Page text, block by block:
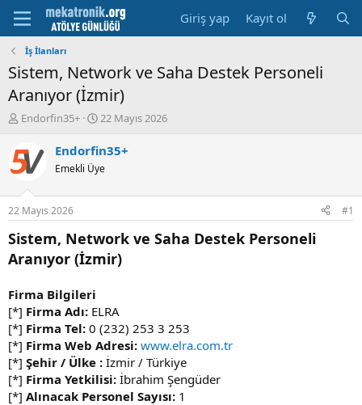
Giriş yap Kayıt ol
İş İlanları
Sistem, Network ve Saha Destek Personeli
Aranıyor (İzmir)
K
n
u
y
u
b
a
ş
l
a
a
n
Endorfin35+
B
ş
a
t
a
r
i
22 Mayıs 2026
Endorfin35+
Emekli Üye
22 Mayıs 2026 #1
Sistem, Network ve Saha Destek Personeli
Aranıyor (İzmir)
Firma Bilgileri
[*] Firma Adı: ELRA
[*] Firma Tel: 0 (232) 253 3 253
[*] Firma Web Adresi: www.elra.com.tr
[*] Şehir / Ülke : İzmir / Türkiye
[*] Firma Yetkilisi: İbrahim Şengüder
[*] Alınacak Personel Sayısı: 1